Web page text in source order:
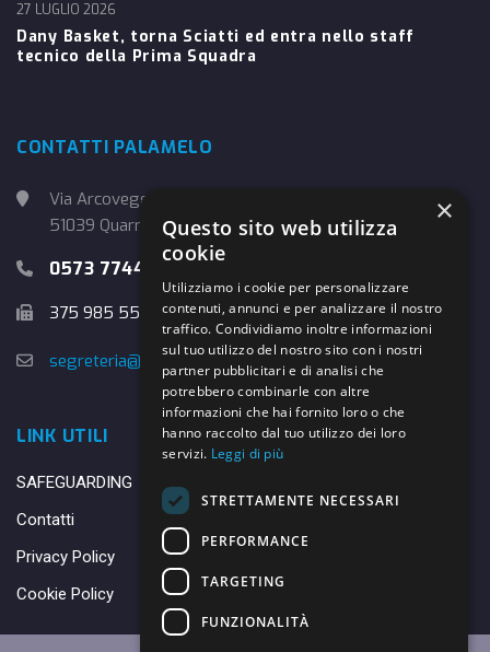
Dany Basket, torna Sciatti ed entra nello staff
tecnico della Prima Squadra
27 LUGLIO 2026
CONTATTI PALAMELO
Via Arcoveggio, 4
51039 Quarrata (PT)
0573 774457
375 985 5526
segreteria@danybasket.it
LINK UTILI
SAFEGUARDING
Contatti
Privacy Policy
Cookie Policy
×
Questo sito web utilizza
cookie
Utilizziamo i cookie per personalizzare
contenuti, annunci e per analizzare il nostro
traffico. Condividiamo inoltre informazioni
sul tuo utilizzo del nostro sito con i nostri
partner pubblicitari e di analisi che
potrebbero combinarle con altre
informazioni che hai fornito loro o che
hanno raccolto dal tuo utilizzo dei loro
servizi. Leggi di più
STRETTAMENTE NECESSARI
PERFORMANCE
TARGETING
FUNZIONALITÀ